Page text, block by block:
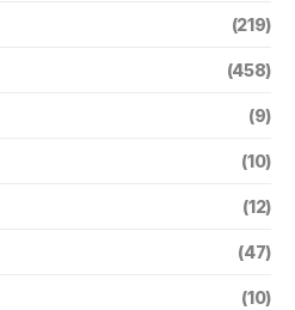
(219)
(458)
(9)
(10)
(12)
(47)
(10)